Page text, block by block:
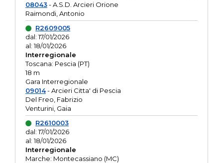
08043- A.S.D. Arcieri Orione
Raimondi, Antonio
R2609005
dal: 17/01/2026
al: 18/01/2026
Interregionale
Toscana: Pescia (PT)
18 m
Gara Interregionale
09014- Arcieri Citta' di Pescia
Del Freo, Fabrizio
Venturini, Gaia
R2610003
dal: 17/01/2026
al: 18/01/2026
Interregionale
Marche: Montecassiano (MC)